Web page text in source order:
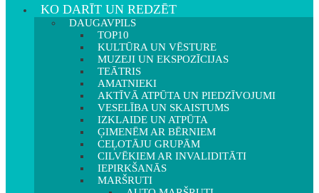
KO DARĪT UN REDZĒT
DAUGAVPILS
TOP10
KULTŪRA UN VĒSTURE
MUZEJI UN EKSPOZĪCIJAS
TEĀTRIS
AMATNIEKI
AKTĪVĀ ATPŪTA UN PIEDZĪVOJUMI
VESELĪBA UN SKAISTUMS
IZKLAIDE UN ATPŪTA
ĢIMENĒM AR BĒRNIEM
CEĻOTĀJU GRUPĀM
CILVĒKIEM AR INVALIDITĀTI
IEPIRKŠANĀS
MARŠRUTI